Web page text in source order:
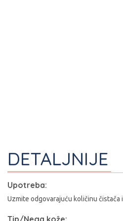
DETALJNIJE
Upotreba:
Uzmite odgovarajuću količinu čistača
Tip/Nega kože: